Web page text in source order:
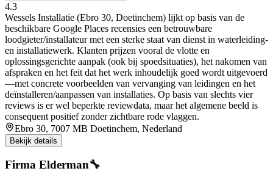
4.3
Wessels Installatie (Ebro 30, Doetinchem) lijkt op basis van de
beschikbare Google Places recensies een betrouwbare
loodgieter/installateur met een sterke staat van dienst in waterleiding-
en installatiewerk. Klanten prijzen vooral de vlotte en
oplossingsgerichte aanpak (ook bij spoedsituaties), het nakomen van
afspraken en het feit dat het werk inhoudelijk goed wordt uitgevoerd
—met concrete voorbeelden van vervanging van leidingen en het
deïnstalleren/aanpassen van installaties. Op basis van slechts vier
reviews is er wel beperkte reviewdata, maar het algemene beeld is
consequent positief zonder zichtbare rode vlaggen.
Ebro 30, 7007 MB Doetinchem, Nederland
Bekijk details
Firma Elderman🔧